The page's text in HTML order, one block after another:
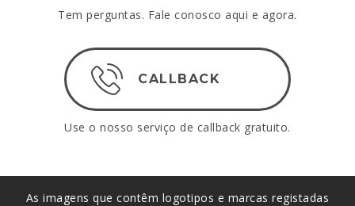
Tem perguntas. Fale conosco aqui e agora.
CALLBACK
Use o nosso serviço de callback gratuito.
As imagens que contêm logotipos e marcas registadas